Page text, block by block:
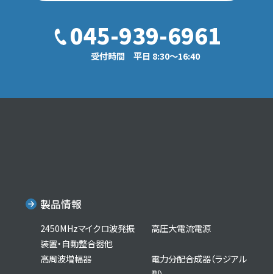
045-939-6961
受付時間 平日 8:30〜16:40
製品情報
2450MHzマイクロ波発振
装置・自動整合器他
高圧大電流電源
高周波増幅器
電力分配合成器（ラジアル